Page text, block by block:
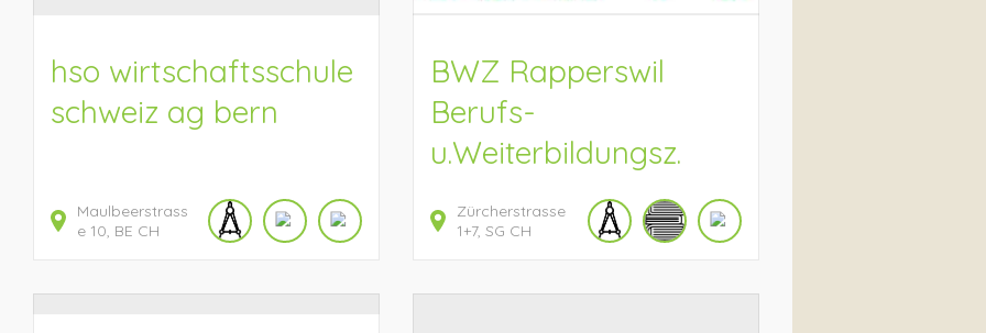
hso wirtschaftsschule
schweiz ag bern
Maulbeerstrass
e 10 BE CH
BWZ Rapperswil
Berufs-
u.Weiterbildungsz.
Zürcherstrasse
1+7 SG CH